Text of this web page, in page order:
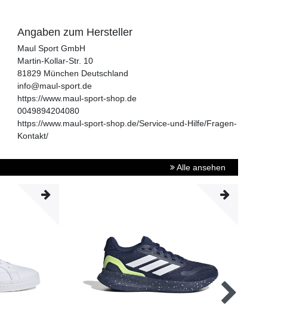
Angaben zum Hersteller
Maul Sport GmbH
Martin-Kollar-Str. 10
81829 München Deutschland
info@maul-sport.de
https://www.maul-sport-shop.de
0049894204080
https://www.maul-sport-shop.de/Service-und-Hilfe/Fragen-
Kontakt/
Alle ansehen